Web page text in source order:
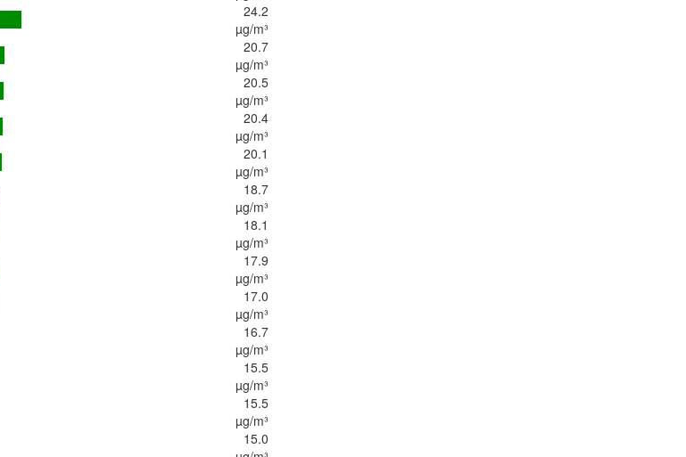
24.2
µg/m³
20.7
µg/m³
20.5
µg/m³
20.4
µg/m³
20.1
µg/m³
18.7
µg/m³
18.1
µg/m³
17.9
µg/m³
17.0
µg/m³
16.7
µg/m³
15.5
µg/m³
15.5
µg/m³
15.0